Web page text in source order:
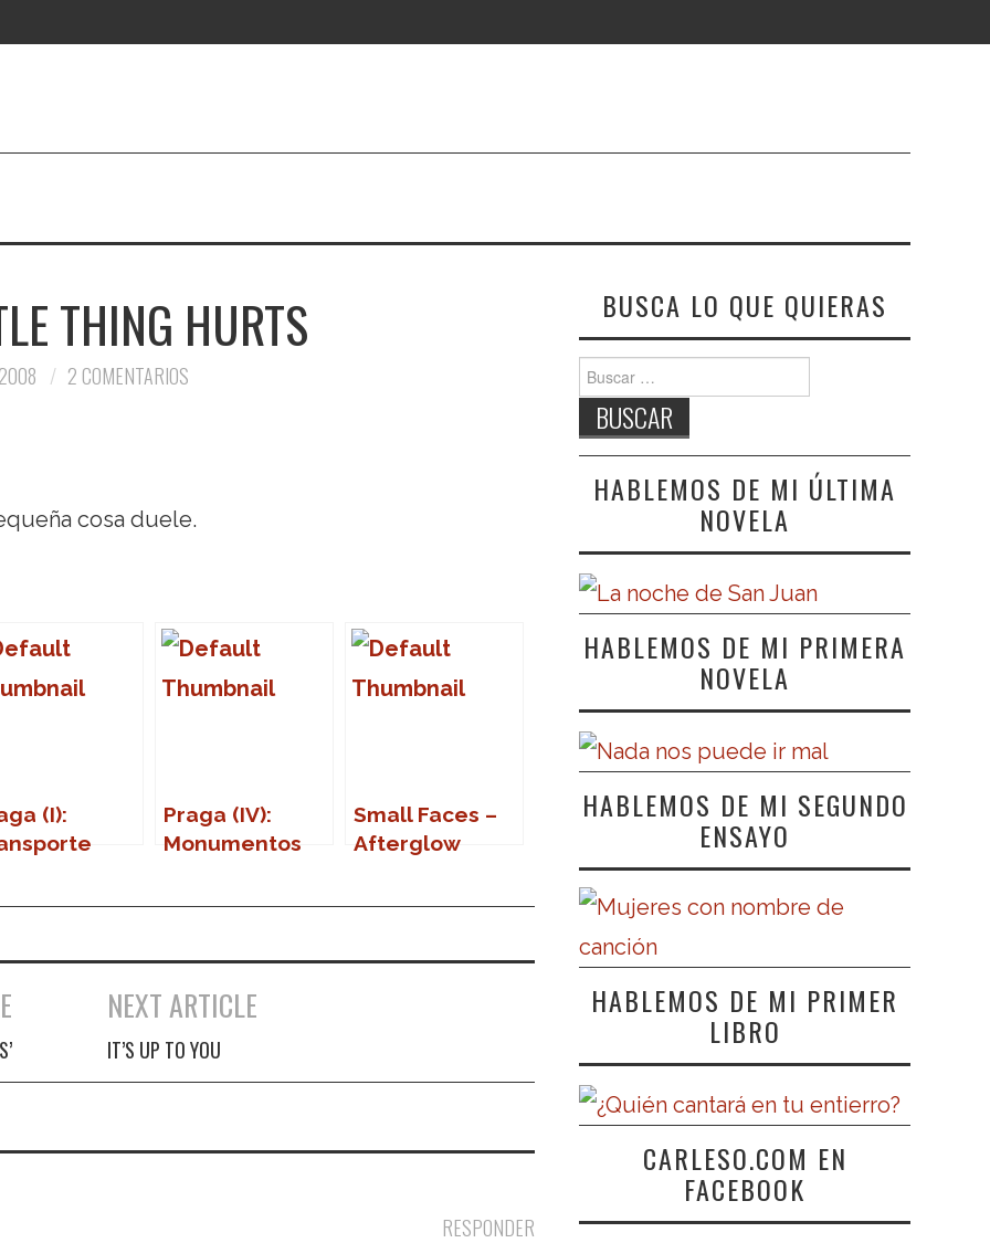
THING HURTS
2 COMENTARIOS
cosa duele.
(I):
Praga (IV):
Monumentos
Small Faces –
Afterglow
NEXT ARTICLE
IT’S UP TO YOU
RESPONDER
BUSCA LO QUE QUIERAS
Buscar:
HABLEMOS DE MI ÚLTIMA
NOVELA
HABLEMOS DE MI PRIMERA
NOVELA
HABLEMOS DE MI SEGUNDO
ENSAYO
HABLEMOS DE MI PRIMER
LIBRO
CARLESO.COM EN
FACEBOOK